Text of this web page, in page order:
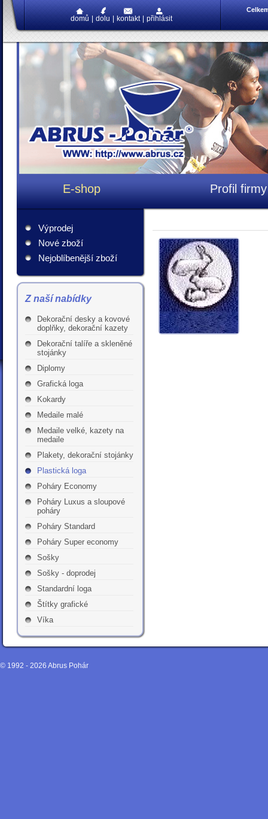
domů dolu kontakt přihlásit
E-shop Profil firmy
Výprodej
Nové zboží
Nejoblíbenější zboží
Z naší nabídky
Dekorační desky a kovové
doplňky, dekorační kazety
Dekorační talíře a skleněné
stojánky
Diplomy
Grafická loga
Kokardy
Medaile malé
Medaile velké, kazety na
medaile
Plakety, dekorační stojánky
Plastická loga
Poháry Economy
Poháry Luxus a sloupové
poháry
Poháry Standard
Poháry Super economy
Sošky
Sošky - doprodej
Standardní loga
Štítky grafické
Víka
© 1992 - 2026 Abrus Pohár